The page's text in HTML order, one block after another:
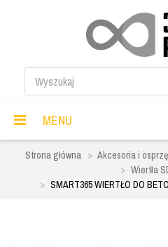
MENU
Strona główna Akcesoria i
Wiertła
SMART365 WIERTŁO DO